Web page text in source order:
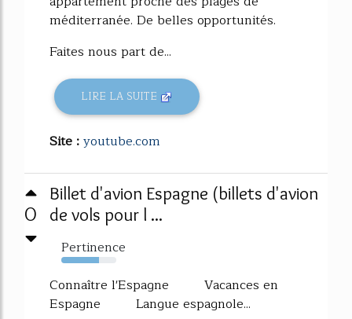
méditerranée. De belles opportunités.
Faites nous part de...
LIRE LA SUITE
Site :youtube.com
0
Billet d'avion Espagne (billets d'avion
de vols pour l ...
Pertinence
69%
Connaître l'Espagne Vacances en
Espagne Langue espagnole...